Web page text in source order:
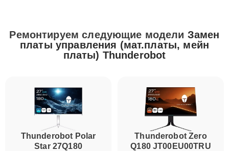
Ремонтируем следующие модели Замен
платы управления (мат.платы, мейн
платы) Thunderobot
Thunderobot Polar
Star 27Q180
Thunderobot Zero
Q180 JT00EU00TRU